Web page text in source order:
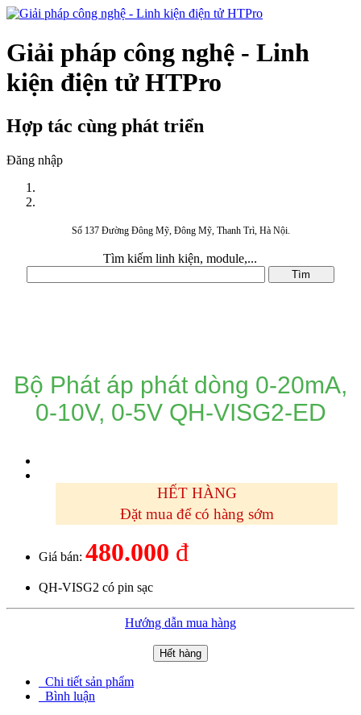
Giải pháp công nghệ - Linh
kiện điện tử HTPro
Hợp tác cùng phát triển
Đăng nhập
Số 137 Đường Đông Mỹ, Đông Mỹ, Thanh Trì, Hà Nội.
Tìm kiếm linh kiện, module,...
Bộ Phát áp phát dòng 0-20mA,
0-10V, 0-5V QH-VISG2-ED
HẾT HÀNG
Đặt mua để có hàng sớm
Giá bán: 480.000 đ
QH-VISG2 có pin sạc
Hướng dẫn mua hàng
Hết hàng
Chi tiết sản phẩm
Bình luận